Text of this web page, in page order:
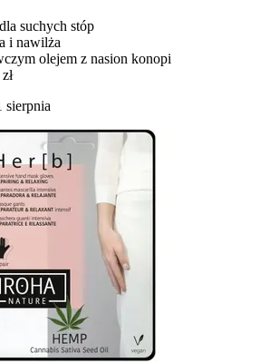
suchych stóp
i nawilża
olejem z nasion konopi
sierpnia